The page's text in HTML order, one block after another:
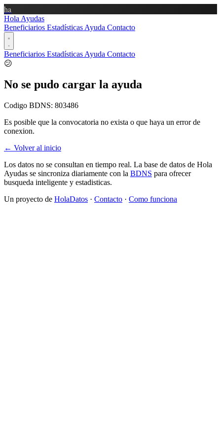
ha
Hola Ayudas
Beneficiarios Estadísticas Ayuda Contacto
Beneficiarios Estadísticas Ayuda Contacto
😕
No se pudo cargar la ayuda
Codigo BDNS: 803486
Es posible que la convocatoria no exista o que haya un error de
conexion.
← Volver al inicio
Los datos no se consultan en tiempo real. La base de datos de Hola
Ayudas se sincroniza diariamente con la BDNS para ofrecer
busqueda inteligente y estadisticas.
Un proyecto de HolaDatos · Contacto · Como funciona